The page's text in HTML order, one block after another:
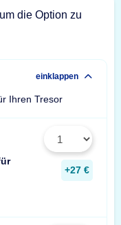
die Option zu
einklappen
Ihren Tresor
Wir empfehlen
Leuchte pro
ein Stück
+27 €